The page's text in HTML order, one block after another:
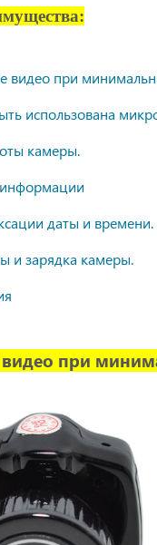
видео при
использована
камеры.
даты и времени.
и зарядка камеры.
видео при